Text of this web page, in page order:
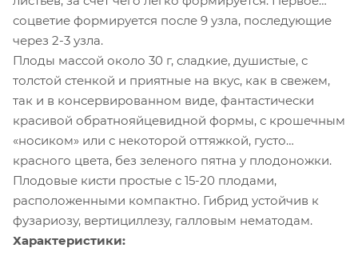
соцветие формируется после 9 узла, последующие
через 2-3 узла.
Плоды массой около 30 г, сладкие, душистые, с
толстой стенкой и приятные на вкус, как в свежем,
так и в консервированном виде, фантастически
красивой обратнояйцевидной формы, с крошечным
«носиком» или с некоторой оттяжкой, густо
красного цвета, без зеленого пятна у плодоножки.
Плодовые кисти простые с 15-20 плодами,
расположенными компактно. Гибрид устойчив к
фузариозу, вертициллезу, галловым нематодам.
Характеристики: